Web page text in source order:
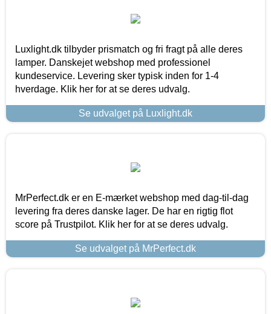
Luxlight.dk tilbyder prismatch og fri fragt på alle deres
lamper. Danskejet webshop med professionel
kundeservice. Levering sker typisk inden for 1-4
hverdage. Klik her for at se deres udvalg.
Se udvalget på Luxlight.dk
MrPerfect.dk er en E-mærket webshop med dag-til-dag
levering fra deres danske lager. De har en rigtig flot
score på Trustpilot. Klik her for at se deres udvalg.
Se udvalget på MrPerfect.dk